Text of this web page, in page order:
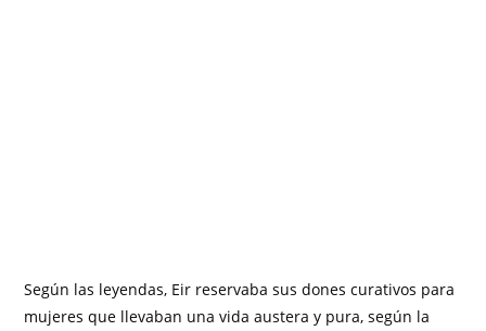
Según las leyendas, Eir reservaba sus dones curativos para
mujeres que llevaban una vida austera y pura, según la